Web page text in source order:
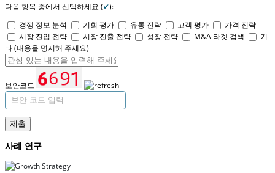
다음 항목 중에서 선택하세요 (✔):
경쟁 정보 분석
기회 평가 유통 전략 고객 평가
가격 전략
시장 진입 전략
시장 진출 전략 성장 전략 M&A 타겟 검색
기
타 (내용을 명시해 주세요)
보안코드
제출
사례 연구